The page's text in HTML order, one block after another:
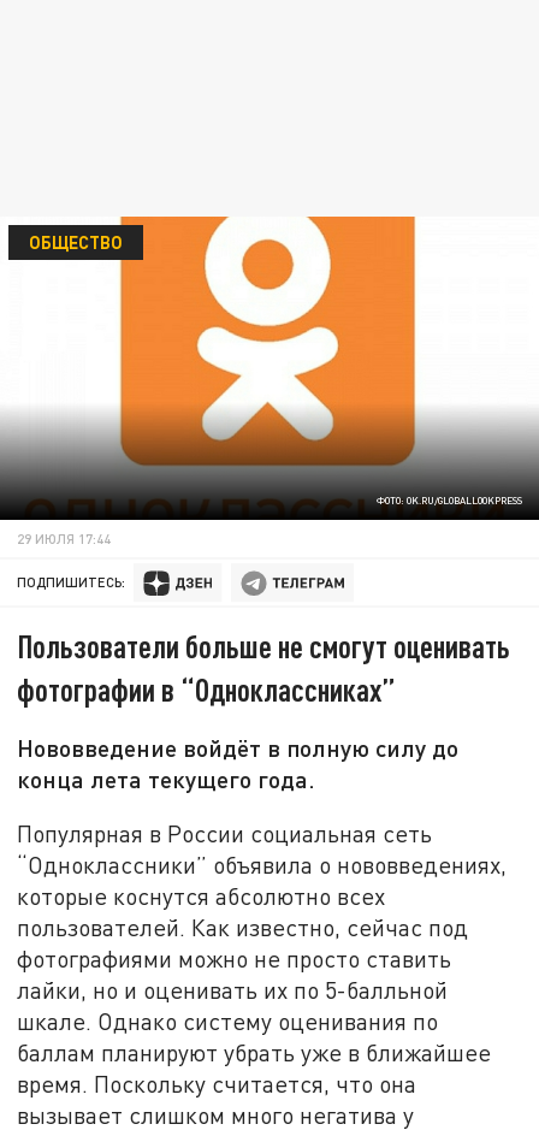
ФОТО: OK.RU/GLOBALLOOKPRESS
ОБЩЕСТВО
29 ИЮЛЯ 17:44
ПОДПИШИТЕСЬ:
Пользователи больше не смогут оценивать
фотографии в “Одноклассниках”
Нововведение войдёт в полную силу до
конца лета текущего года.
Популярная в России социальная сеть
“Одноклассники” объявила о нововведениях,
которые коснутся абсолютно всех
пользователей. Как известно, сейчас под
фотографиями можно не просто ставить
лайки, но и оценивать их по 5-балльной
шкале. Однако систему оценивания по
баллам планируют убрать уже в ближайшее
время. Поскольку считается, что она
вызывает слишком много негатива у